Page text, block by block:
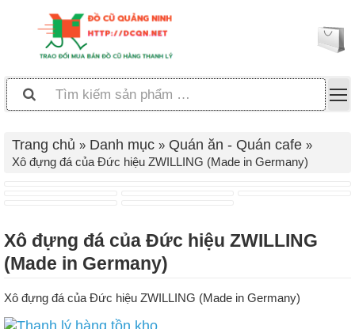
Trang chủ Danh mục Quán ăn - Quán cafe
Xô đựng đá của Đức hiệu ZWILLING (Made in Germany)
Xô đựng đá của Đức hiệu ZWILLING
(Made in Germany)
Xô đựng đá của Đức hiệu ZWILLING (Made in Germany)